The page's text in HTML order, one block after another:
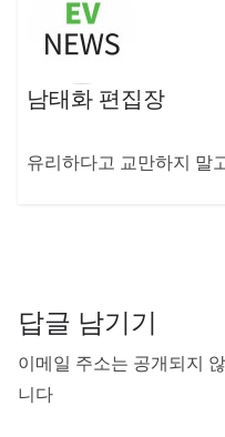
남태화 편집장
유리하다고 교만하지 말
답글 남기기
이메일 주소는 공개되지
니다